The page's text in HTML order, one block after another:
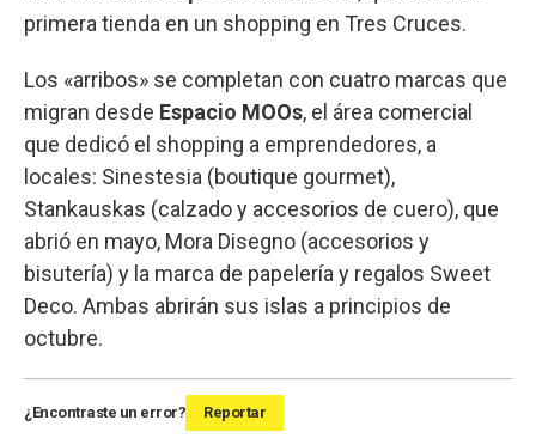
primera tienda en un shopping en Tres Cruces.
Los «arribos» se completan con cuatro marcas que
migran desde Espacio MOOs, el área comercial
que dedicó el shopping a emprendedores, a
locales: Sinestesia (boutique gourmet),
Stankauskas (calzado y accesorios de cuero), que
abrió en mayo, Mora Disegno (accesorios y
bisutería) y la marca de papelería y regalos Sweet
Deco. Ambas abrirán sus islas a principios de
octubre.
¿Encontraste un error? Reportar